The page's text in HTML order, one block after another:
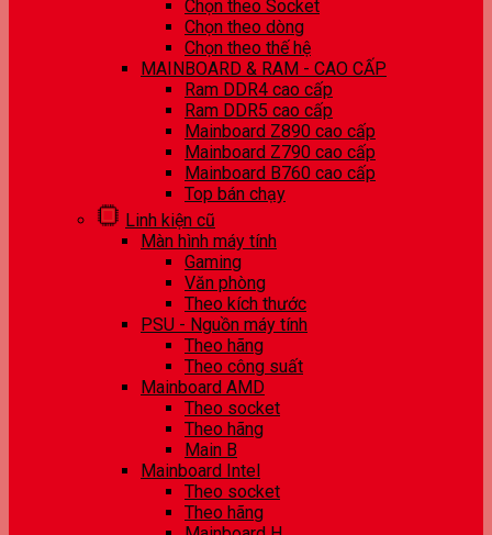
Chọn theo Socket
Chọn theo dòng
Chọn theo thế hệ
MAINBOARD & RAM - CAO CẤP
Ram DDR4 cao cấp
Ram DDR5 cao cấp
Mainboard Z890 cao cấp
Mainboard Z790 cao cấp
Mainboard B760 cao cấp
Top bán chạy
Linh kiện cũ
Màn hình máy tính
Gaming
Văn phòng
Theo kích thước
PSU - Nguồn máy tính
Theo hãng
Theo công suất
Mainboard AMD
Theo socket
Theo hãng
Main B
Mainboard Intel
Theo socket
Theo hãng